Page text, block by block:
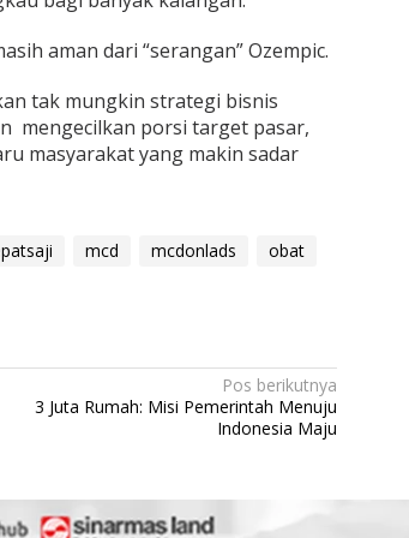
aman dari “serangan” Ozempic.
tak mungkin strategi bisnis
mengecilkan porsi target pasar,
masyarakat yang makin sadar
mcd mcdonlads
obat
Pos berikutnya
3 Juta Rumah: Misi Pemerintah Menuju
Indonesia Maju